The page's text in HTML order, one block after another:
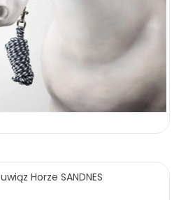
89.00 zł
Horze SANDNES